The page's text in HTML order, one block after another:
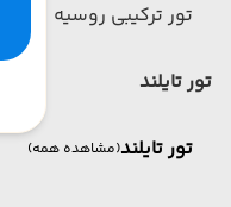
تور ترکیبی روسیه
تور تایلند
تور تایلند(مشاهده همه)